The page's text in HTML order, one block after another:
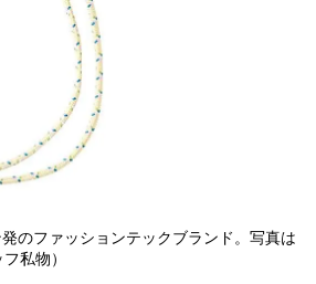
のファッションテックブランド。写真は
私物）